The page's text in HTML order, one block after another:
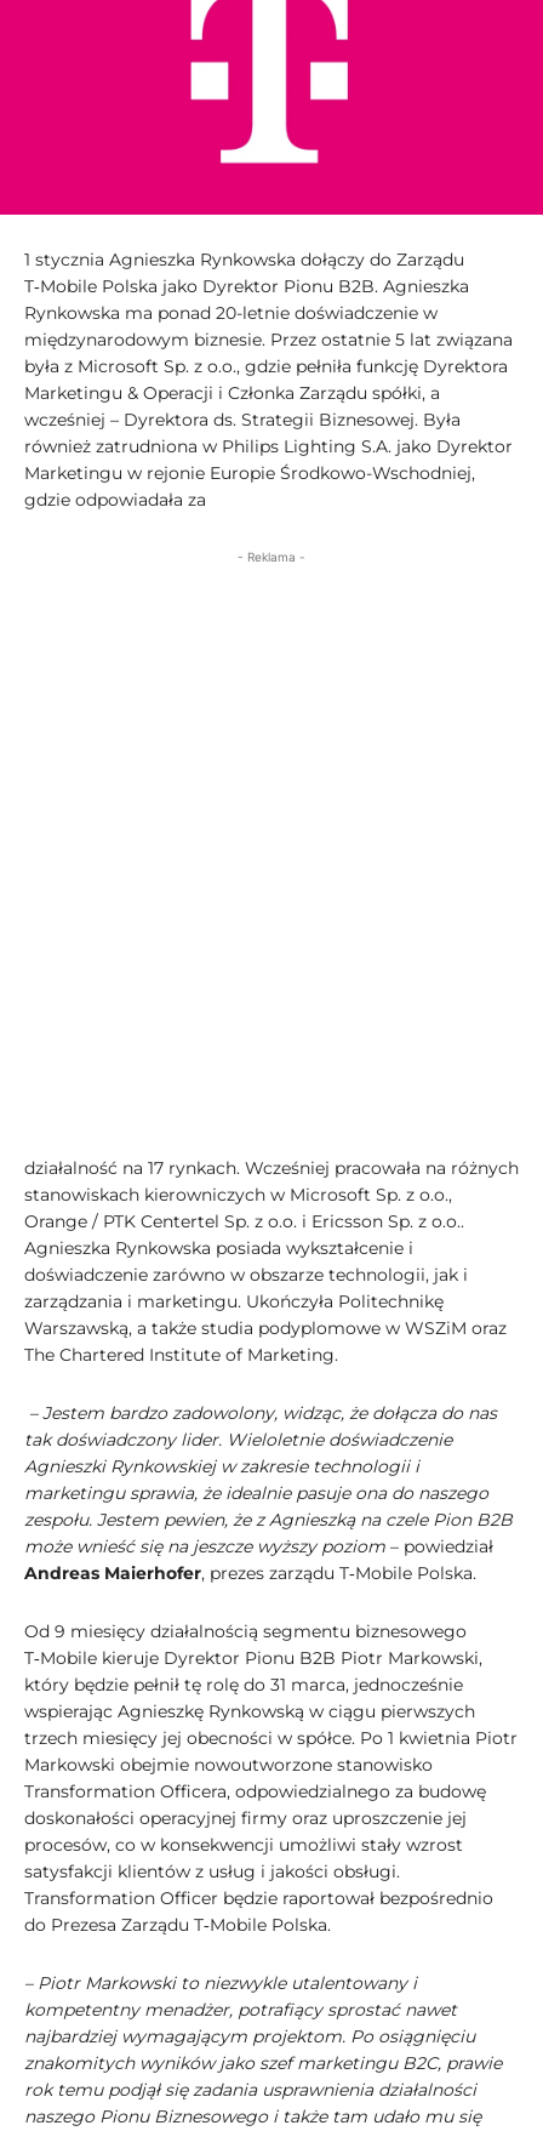
1 stycznia Agnieszka Rynkowska dołączy do Zarządu
T‑Mobile Polska jako Dyrektor Pionu B2B. Agnieszka
Rynkowska ma ponad 20-letnie doświadczenie w
międzynarodowym biznesie. Przez ostatnie 5 lat związana
była z Microsoft Sp. z o.o., gdzie pełniła funkcję Dyrektora
Marketingu & Operacji i Członka Zarządu spółki, a
wcześniej – Dyrektora ds. Strategii Biznesowej. Była
również zatrudniona w Philips Lighting S.A. jako Dyrektor
Marketingu w rejonie Europie Środkowo-Wschodniej,
gdzie odpowiadała za
- Reklama -
działalność na 17 rynkach. Wcześniej pracowała na różnych
stanowiskach kierowniczych w Microsoft Sp. z o.o.,
Orange / PTK Centertel Sp. z o.o. i Ericsson Sp. z o.o..
Agnieszka Rynkowska posiada wykształcenie i
doświadczenie zarówno w obszarze technologii, jak i
zarządzania i marketingu. Ukończyła Politechnikę
Warszawską, a także studia podyplomowe w WSZiM oraz
The Chartered Institute of Marketing.
– Jestem bardzo zadowolony, widząc, że dołącza do nas
tak doświadczony lider. Wieloletnie doświadczenie
Agnieszki Rynkowskiej w zakresie technologii i
marketingu sprawia, że idealnie pasuje ona do naszego
zespołu. Jestem pewien, że z Agnieszką na czele Pion B2B
może wnieść się na jeszcze wyższy poziom – powiedział
Andreas Maierhofer, prezes zarządu T‑Mobile Polska.
Od 9 miesięcy działalnością segmentu biznesowego
T‑Mobile kieruje Dyrektor Pionu B2B Piotr Markowski,
który będzie pełnił tę rolę do 31 marca, jednocześnie
wspierając Agnieszkę Rynkowską w ciągu pierwszych
trzech miesięcy jej obecności w spółce. Po 1 kwietnia Piotr
Markowski obejmie nowoutworzone stanowisko
Transformation Officera, odpowiedzialnego za budowę
doskonałości operacyjnej firmy oraz uproszczenie jej
procesów, co w konsekwencji umożliwi stały wzrost
satysfakcji klientów z usług i jakości obsługi.
Transformation Officer będzie raportował bezpośrednio
do Prezesa Zarządu T‑Mobile Polska.
– Piotr Markowski to niezwykle utalentowany i
kompetentny menadżer, potrafiący sprostać nawet
najbardziej wymagającym projektom. Po osiągnięciu
znakomitych wyników jako szef marketingu B2C, prawie
rok temu podjął się zadania usprawnienia działalności
naszego Pionu Biznesowego i także tam udało mu się